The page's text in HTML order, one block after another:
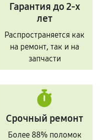
Гарантия до 2-х
лет
Распространяется как
на ремонт, так и на
запчасти
Срочный ремонт
Более 88% поломок